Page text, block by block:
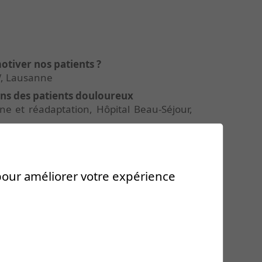
nos patients ?
Lausanne
des patients douloureux
et réadaptation, Hôpital Beau-Séjour,
Hôpital du Valais
?
améliorer votre expérience